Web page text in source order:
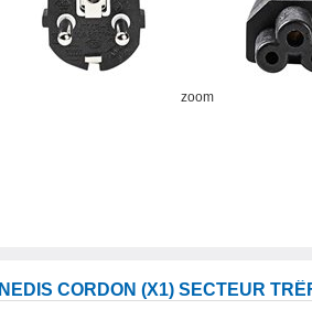
zoom
NEDIS CORDON (X1) SECTEUR